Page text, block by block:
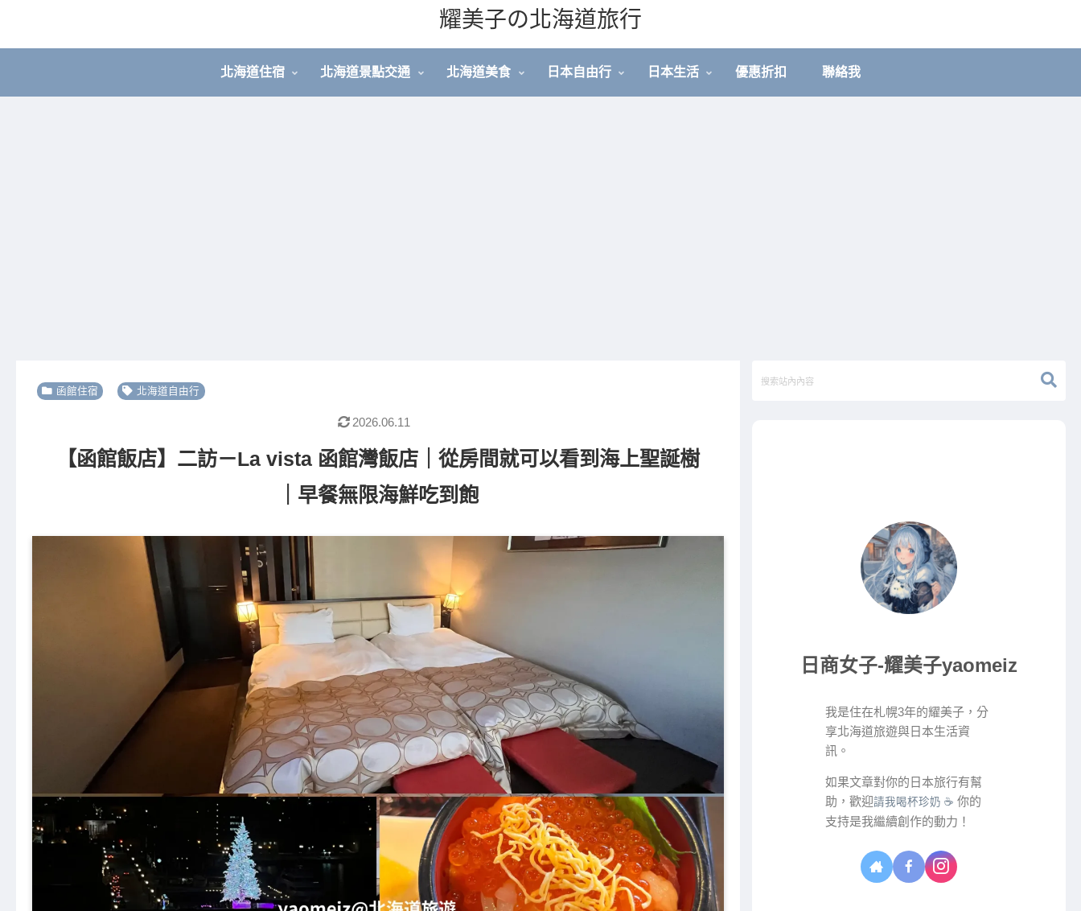
耀美子の北海道旅行
北海道住宿 北海道景點交通 北海道美食 日本自由行 日本生活 優惠折扣 聯絡我
函館住宿 北海道自由行
【函館飯店】二訪－La vista 函館灣飯店｜從房間就可以看到海上聖誕樹
｜早餐無限海鮮吃到飽
2026.06.11
日商女子-耀美子yaomeiz
我是住在札幌3年的耀美子，分
享北海道旅遊與日本生活資
訊。
如果文章對你的日本旅行有幫
助，歡迎請我喝杯珍奶 ☕ 你的
支持是我繼續創作的動力！